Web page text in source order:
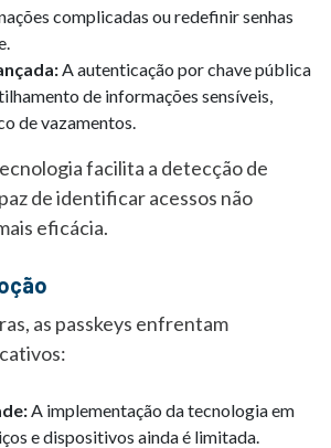
complicadas ou redefinir senhas
A autenticação por chave pública
de informações sensíveis,
de vazamentos.
facilita a detecção de
de identificar acessos não
eficácia.
as passkeys enfrentam
A implementação da tecnologia em
e dispositivos ainda é limitada.